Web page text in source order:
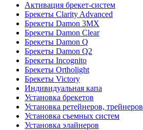
Активация брекет-систем
Брекеты Clarity Advanced
Брекеты Damon 3MX
Брекеты Damon Clear
Брекеты Damon Q
Брекеты Damon Q2
Брекеты Incognito
Брекеты Ortholight
Брекеты Victory
Индивидуальная капа
Установка брекетов
Установка ретейнеров, трейнеров
Установка съемных систем
Установка элайнеров